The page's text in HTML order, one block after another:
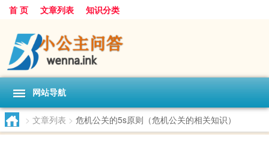
首 页 文章列表 知识分类
网站导航
> 文章列表 > 危机公关的5s原则（危机公关的相关知识）